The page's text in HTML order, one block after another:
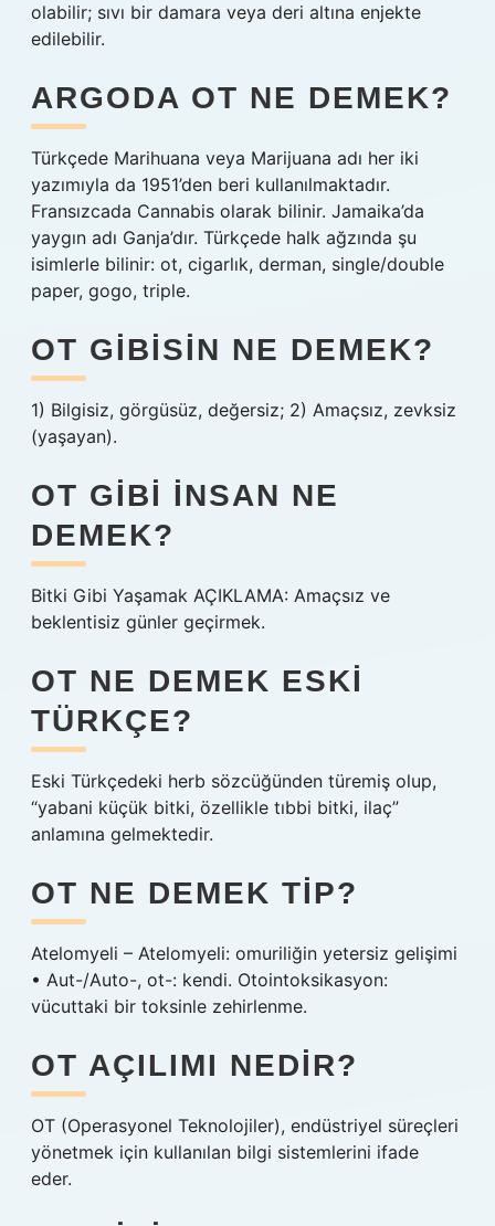
olabilir; sıvı bir damara veya deri altına enjekte
edilebilir.
ARGODA OT NE DEMEK?
Türkçede Marihuana veya Marijuana adı her iki
yazımıyla da 1951’den beri kullanılmaktadır.
Fransızcada Cannabis olarak bilinir. Jamaika’da
yaygın adı Ganja’dır. Türkçede halk ağzında şu
isimlerle bilinir: ot, cigarlık, derman, single/double
paper, gogo, triple.
OT GIBISIN NE DEMEK?
1) Bilgisiz, görgüsüz, değersiz; 2) Amaçsız, zevksiz
(yaşayan).
OT GIBI INSAN NE
DEMEK?
Bitki Gibi Yaşamak AÇIKLAMA: Amaçsız ve
beklentisiz günler geçirmek.
OT NE DEMEK ESKI
TÜRKÇE?
Eski Türkçedeki herb sözcüğünden türemiş olup,
“yabani küçük bitki, özellikle tıbbi bitki, ilaç”
anlamına gelmektedir.
OT NE DEMEK TIP?
Atelomyeli – Atelomyeli: omuriliğin yetersiz gelişimi
• Aut-/Auto-, ot-: kendi. Otointoksikasyon:
vücuttaki bir toksinle zehirlenme.
OT AÇILIMI NEDIR?
OT (Operasyonel Teknolojiler), endüstriyel süreçleri
yönetmek için kullanılan bilgi sistemlerini ifade
eder.